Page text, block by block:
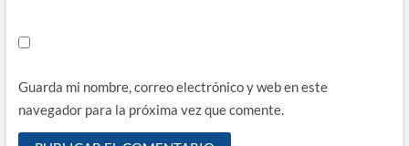
Guarda mi nombre, correo electrónico y web en este
navegador para la próxima vez que comente.